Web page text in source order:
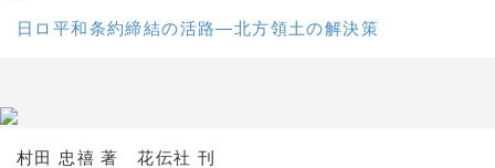
日ロ平和条約締結の活路―北方領土の解決策
村田 忠禧 著 花伝社 刊